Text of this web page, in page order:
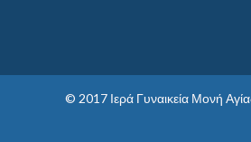
© 2017 Ιερά Γυναικεία Μονή